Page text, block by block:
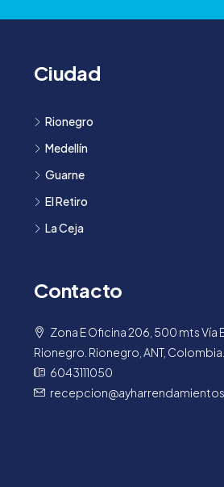
Ciudad
Rionegro
Medellín
Guarne
El Retiro
La Ceja
Contacto
Zona E Oficina 206, 500 mts Vía
Rionegro. Rionegro, ANT, Colombia.
6043111050